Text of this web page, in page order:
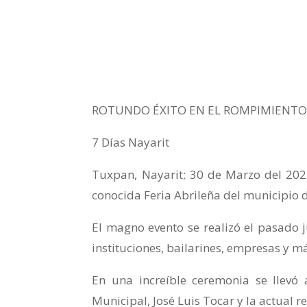
ROTUNDO ÉXITO EN EL
7 Días Nayarit
Tuxpan, Nayarit; 30 de Marzo del
conocida Feria Abrileña del municipio
El magno evento se realizó el
instituciones, bailarines, empresas y
En una increíble ceremonia se
Municipal, José Luis Tocar y la actual